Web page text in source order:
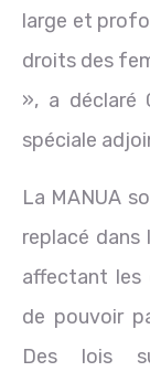
large et
droits des
», a déclaré
spéciale
La MANUA
replacé dans
affectant les
de pouvoir
Des lois